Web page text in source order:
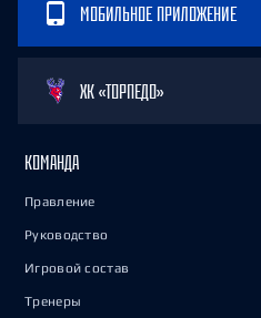
МОБИЛЬНОЕ ПРИЛОЖЕНИЕ
ХК «ТОРПЕДО»
КОМАНДА
Правление
Руководство
Игровой состав
Тренеры